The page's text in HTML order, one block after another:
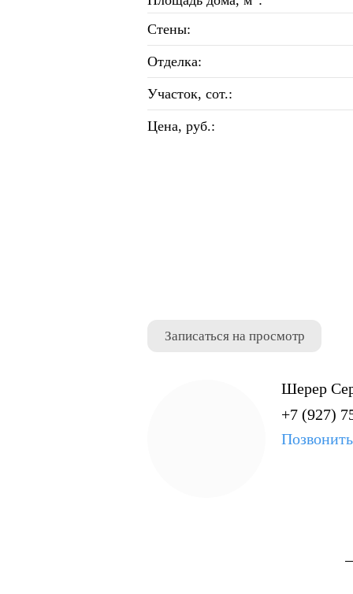
Стены:
Отделка:
Участок, сот.:
Цена, руб.:
Записаться на просмотр
Шерер
+7 (927)
Позвонить